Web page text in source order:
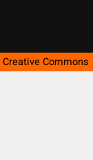
Creative Commons